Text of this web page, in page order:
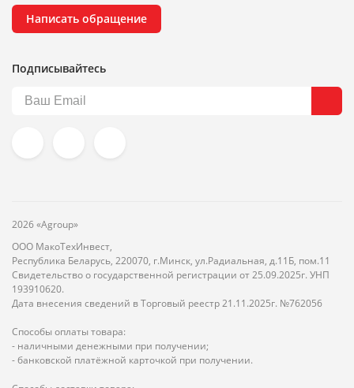
Написать обращение
Подписывайтесь
2026 «Agroup»
ООО МакоТехИнвест,
Республика Беларусь, 220070, г.Минск, ул.Радиальная, д.11Б, пом.11
Свидетельство о государственной регистрации от 25.09.2025г. УНП
193910620.
Дата внесения сведений в Торговый реестр 21.11.2025г. №762056
Способы оплаты товара:
- наличными денежными при получении;
- банковской платёжной карточкой при получении.